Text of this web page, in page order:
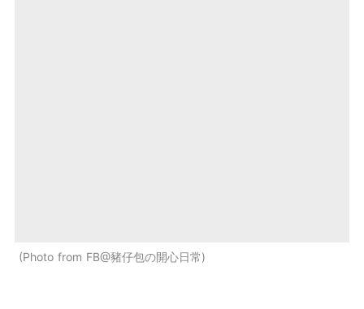
Photo from FB@豬仔包の開心日常